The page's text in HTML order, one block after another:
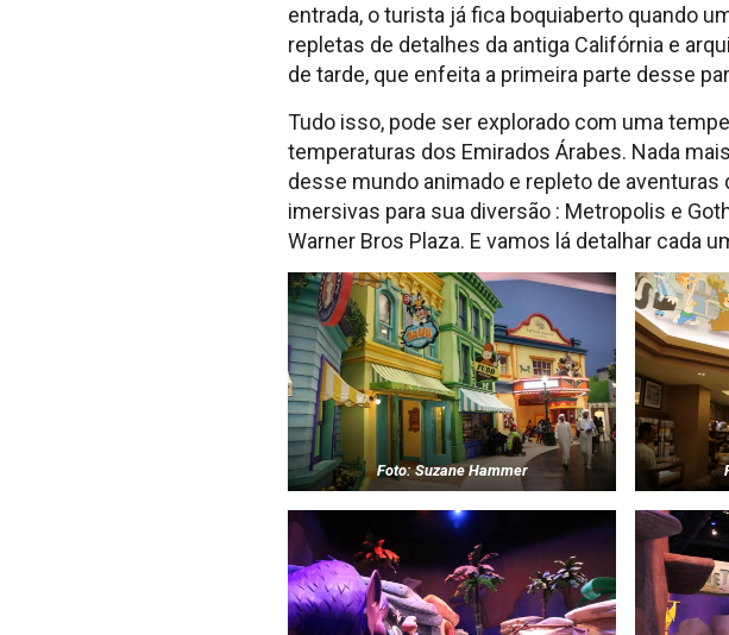
entrada, o turista já fica boquiaberto quando
repletas de detalhes da antiga Califórnia e
de tarde, que enfeita a primeira parte desse
Tudo isso, pode ser explorado com uma
temperaturas dos Emirados Árabes. Nada
desse mundo animado e repleto de
imersivas para sua diversão : Metropolis e
Warner Bros Plaza. E vamos lá detalhar cada
Foto: Suzane Hammer